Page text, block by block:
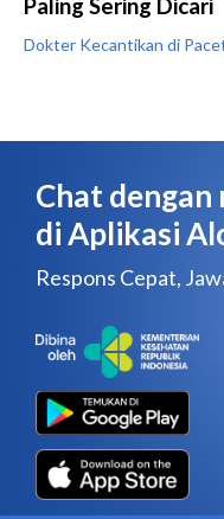
Paling Sering Dicari
Dokter Kecantikan di